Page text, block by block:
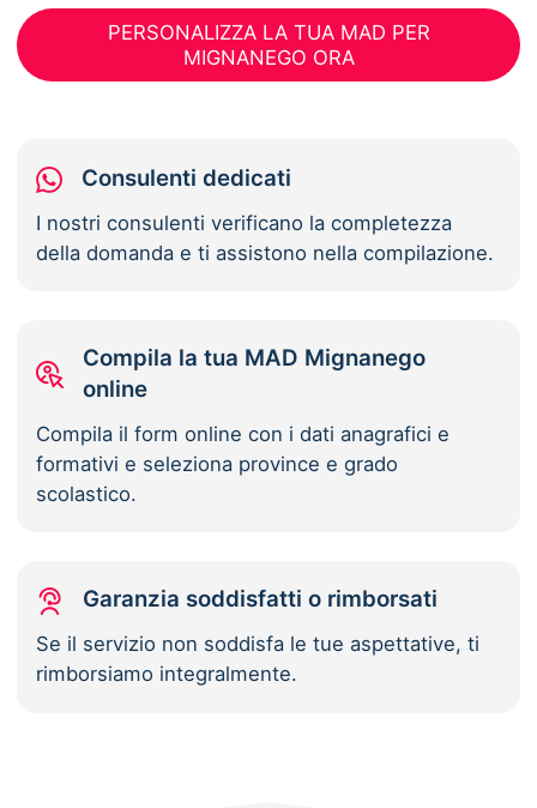
PERSONALIZZA LA TUA MAD PER
MIGNANEGO ORA
Consulenti dedicati
I nostri consulenti verificano la completezza
della domanda e ti assistono nella compilazione.
Compila la tua MAD Mignanego
online
Compila il form online con i dati anagrafici e
formativi e seleziona province e grado
scolastico.
Garanzia soddisfatti o rimborsati
Se il servizio non soddisfa le tue aspettative, ti
rimborsiamo integralmente.